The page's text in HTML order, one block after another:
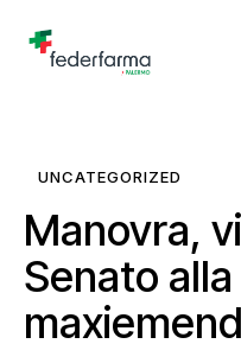
UNCATEGORIZED
Manovra,
Senato